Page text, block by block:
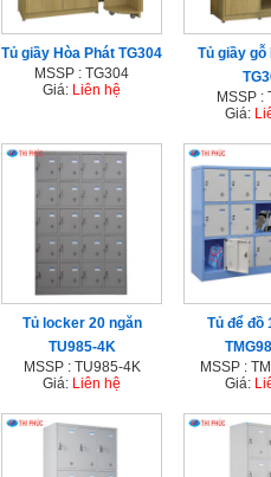
Tủ giầy Hòa Phát TG304
MSSP : TG304
Giá: Liên hệ
Tủ giầy gỗ
MSSP :
Giá:
Tủ locker 20 ngăn
TU985-4K
MSSP : TU985-4K
Giá: Liên hệ
Tủ để đồ
MSSP :
Giá: